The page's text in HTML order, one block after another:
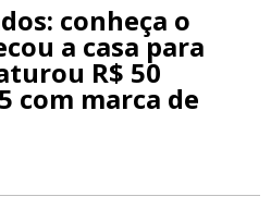
conheça o
a casa para
R$ 50
com marca de